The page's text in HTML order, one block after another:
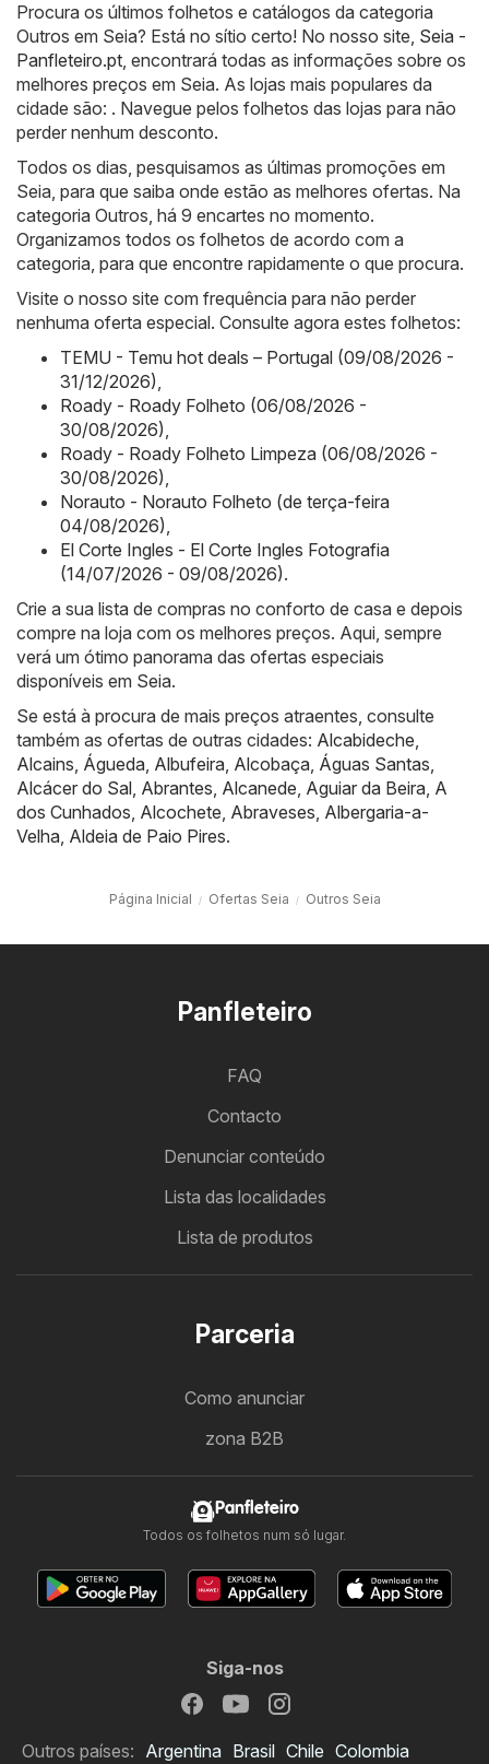
Procura os últimos folhetos e catálogos da categoria
Outros em Seia? Está no sítio certo! No nosso site, Seia -
Panfleteiro.pt, encontrará todas as informações sobre os
melhores preços em Seia. As lojas mais populares da
cidade são: . Navegue pelos folhetos das lojas para não
perder nenhum desconto.
Todos os dias, pesquisamos as últimas promoções em
Seia, para que saiba onde estão as melhores ofertas. Na
categoria Outros, há 9 encartes no momento.
Organizamos todos os folhetos de acordo com a
categoria, para que encontre rapidamente o que procura.
Visite o nosso site com frequência para não perder
nenhuma oferta especial. Consulte agora estes folhetos:
TEMU - Temu hot deals – Portugal (09/08/2026 -
31/12/2026),
Roady - Roady Folheto (06/08/2026 -
30/08/2026),
Roady - Roady Folheto Limpeza (06/08/2026 -
30/08/2026),
Norauto - Norauto Folheto (de terça-feira
04/08/2026),
El Corte Ingles - El Corte Ingles Fotografia
(14/07/2026 - 09/08/2026).
Crie a sua lista de compras no conforto de casa e depois
compre na loja com os melhores preços. Aqui, sempre
verá um ótimo panorama das ofertas especiais
disponíveis em Seia.
Se está à procura de mais preços atraentes, consulte
também as ofertas de outras cidades: Alcabideche,
Alcains, Águeda, Albufeira, Alcobaça, Águas Santas,
Alcácer do Sal, Abrantes, Alcanede, Aguiar da Beira, A
dos Cunhados, Alcochete, Abraveses, Albergaria-a-
Velha, Aldeia de Paio Pires.
Página Inicial Ofertas Seia Outros Seia
Panfleteiro
FAQ
Contacto
Denunciar conteúdo
Lista das localidades
Lista de produtos
Parceria
Como anunciar
zona B2B
Panfleteiro
Todos os folhetos num só lugar.
Siga-nos
Outros países: Argentina Brasil Chile Colombia